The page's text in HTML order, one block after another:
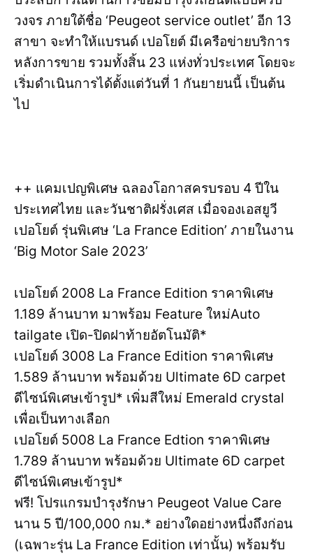
วงจร ภายใต้ชื่อ ‘Peugeot service outlet’ อีก 13
สาขา จะทำให้แบรนด์ เปอโยต์ มีเครือข่ายบริการ
หลังการขาย รวมทั้งสิ้น 23 แห่งทั่วประเทศ โดยจะ
เริ่มดำเนินการได้ตั้งแต่วันที่ 1 กันยายนนี้ เป็นต้น
ไป
++ แคมเปญพิเศษ ฉลองโอกาสครบรอบ 4 ปีใน
ประเทศไทย และวันชาติฝรั่งเศส เมื่อจองเอสยูวี
เปอโยต์ รุ่นพิเศษ ‘La France Edition’ ภายในงาน
‘Big Motor Sale 2023’
เปอโยต์ 2008 La France Edition ราคาพิเศษ
1.189 ล้านบาท มาพร้อม Feature ใหม่Auto
tailgate เปิด-ปิดฝาท้ายอัตโนมัติ*
เปอโยต์ 3008 La France Edition ราคาพิเศษ
1.589 ล้านบาท พร้อมด้วย Ultimate 6D carpet
ดีไซน์พิเศษเข้ารูป* เพิ่มสีใหม่ Emerald crystal
เพื่อเป็นทางเลือก
เปอโยต์ 5008 La France Edtion ราคาพิเศษ
1.789 ล้านบาท พร้อมด้วย Ultimate 6D carpet
ดีไซน์พิเศษเข้ารูป*
ฟรี! โปรแกรมบำรุงรักษา Peugeot Value Care
นาน 5 ปี/100,000 กม.* อย่างใดอย่างหนึ่งถึงก่อน
(เฉพาะรุ่น La France Edition เท่านั้น) พร้อมรับ